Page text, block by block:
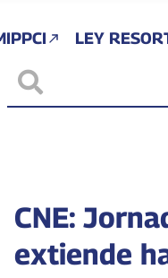
LEY
CNE:
extiende